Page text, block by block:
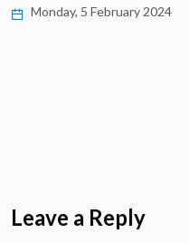
Monday, 5 February 2024
Leave a Reply